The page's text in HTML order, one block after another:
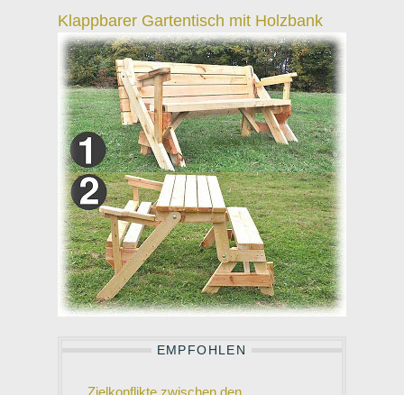
Klappbarer Gartentisch mit Holzbank
EMPFOHLEN
Zielkonflikte zwischen den